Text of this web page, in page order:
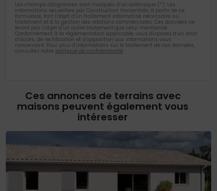
Les champs obligatoires sont marqués d’un astérisque (*). Les
informations recueillies par Construction Horizontale, à partir de ce
formulaire, font l’objet d’un traitement informatisé nécessaire au
traitement et à la gestion des relations commerciales. Ces données ne
feront pas l’objet d’un autre traitement que celui mentionné.
Conformément à la règlementation applicable, vous disposez d’un droit
d’accès, de rectification et d’opposition aux informations vous
concernant. Pour plus d’informations sur le traitement de vos données,
consultez notre politique de confidentialité
Ces annonces de terrains avec
maisons peuvent également vous
intéresser